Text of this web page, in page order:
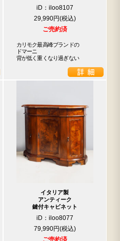
iD：iloo8107
29,990円
ご売約済
カリモク最高峰ブランドの
ドマーニ
背が低く重くなり過ぎない
イタリア製
アンティーク
鍵付キャビネット
iD：iloo8077
79,990円
ご売約済